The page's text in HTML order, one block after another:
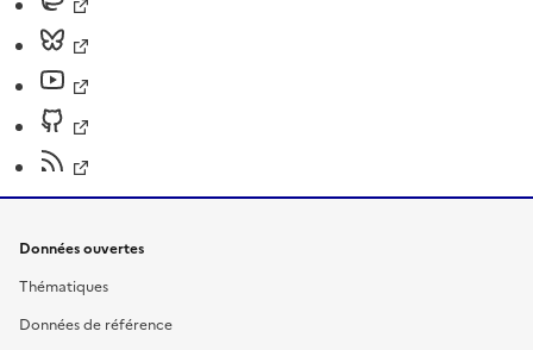
Données ouvertes
Thématiques
Données de référence